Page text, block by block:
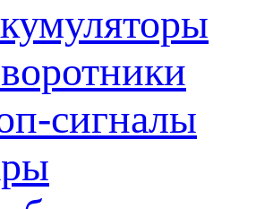
сигналы